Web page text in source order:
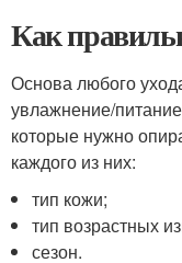
Как
Основа любого
увлажнение/
которые нужно
каждого из них:
тип кожи;
тип возрастных
сезон.